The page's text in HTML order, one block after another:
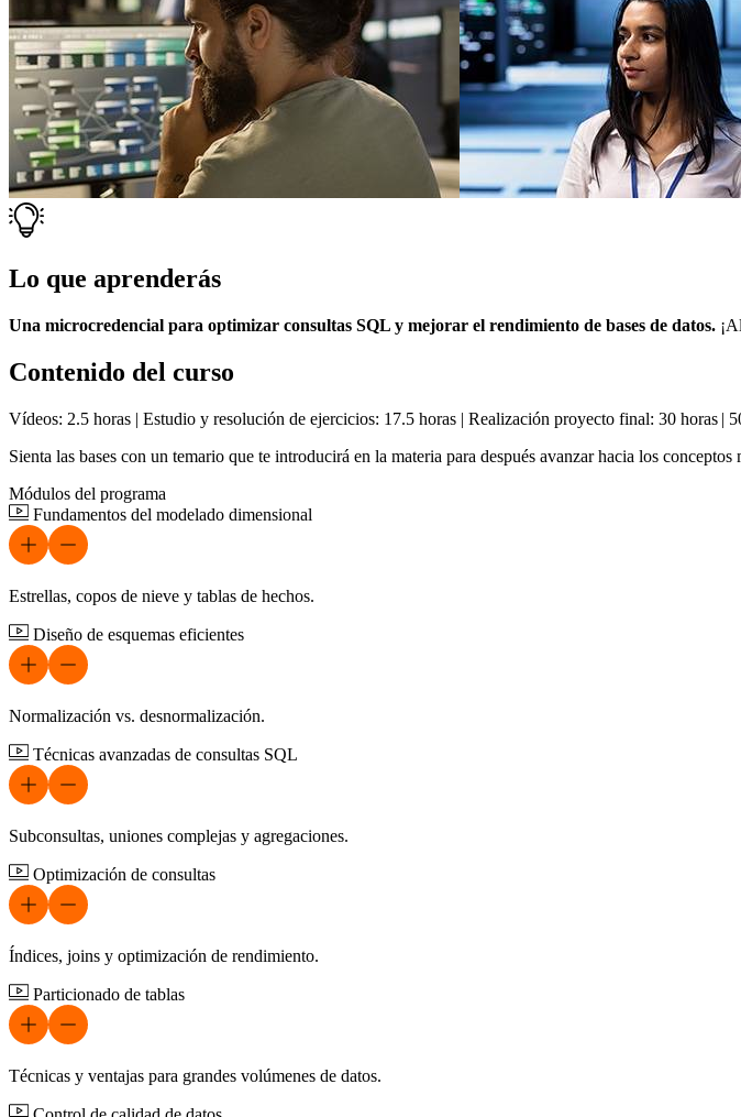
Lo que aprenderás
Una microcredencial para optimizar consultas SQL y mejorar el rendimiento de bases de datos.
Contenido del curso
Vídeos: 2.5 horas | Estudio y resolución de ejercicios: 17.5 horas | Realización proyecto final: 30 horas |
Sienta las bases con un temario que te introducirá en la materia para después avanzar hacia los conceptos
Módulos del programa
Fundamentos del modelado dimensional
Estrellas, copos de nieve y tablas de hechos.
Diseño de esquemas eficientes
Normalización vs. desnormalización.
Técnicas avanzadas de consultas SQL
Subconsultas, uniones complejas y agregaciones.
Optimización de consultas
Índices, joins y optimización de rendimiento.
Particionado de tablas
Técnicas y ventajas para grandes volúmenes de datos.